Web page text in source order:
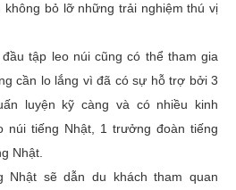
bỏ lỡ những trải nghiệm thú vị
tập leo núi cũng có thể tham gia
cần lo lắng vì đã có sự hỗ trợ bởi 3
luyện kỹ càng và có nhiều kinh
núi tiếng Nhật, 1 trưởng đoàn tiếng
Nhật.
Nhật sẽ dẫn du khách tham quan